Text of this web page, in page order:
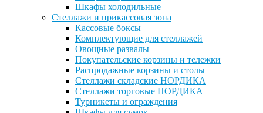
Шкафы холодильные
Стеллажи и прикассовая зона
Кассовые боксы
Комплектующие для стеллажей
Овощные развалы
Покупательские корзины и тележки
Распродажные корзины и столы
Стеллажи складские НОРДИКА
Стеллажи торговые НОРДИКА
Турникеты и ограждения